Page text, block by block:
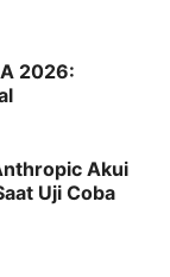
2026:
Akui
Uji Coba